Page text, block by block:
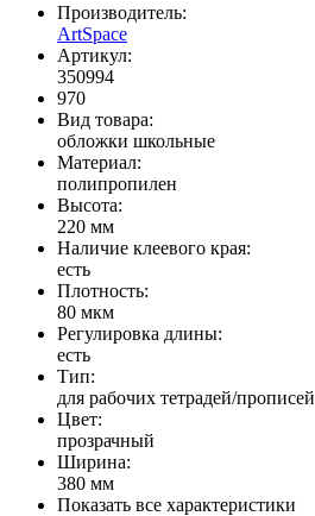
Производитель:
ArtSpace
Артикул:
350994
970
Вид товара:
обложки школьные
Материал:
полипропилен
Высота:
220 мм
Наличие клеевого края:
есть
Плотность:
80 мкм
Регулировка длины:
есть
Тип:
для рабочих тетрадей/прописей
Цвет:
прозрачный
Ширина:
380 мм
Показать все характеристики